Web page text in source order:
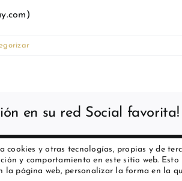
en su red Social favorita!
de cookies| Todos los derechos reservados
y otras tecnologías, propias y de
y comportamiento en este sitio web. Esto
página web, personalizar la forma en la